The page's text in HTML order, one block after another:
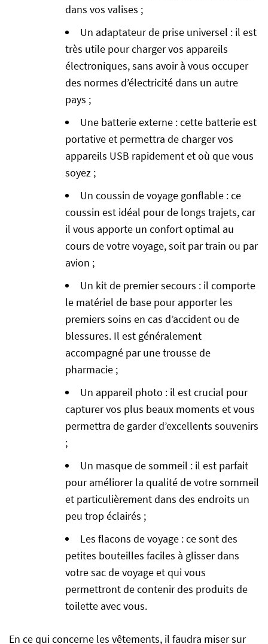
dans vos valises ;
Un adaptateur de prise universel : il est
très utile pour charger vos appareils
électroniques, sans avoir à vous occuper
des normes d’électricité dans un autre
pays ;
Une batterie externe : cette batterie est
portative et permettra de charger vos
appareils USB rapidement et où que vous
soyez ;
Un coussin de voyage gonflable : ce
coussin est idéal pour de longs trajets, car
il vous apporte un confort optimal au
cours de votre voyage, soit par train ou par
avion ;
Un kit de premier secours : il comporte
le matériel de base pour apporter les
premiers soins en cas d’accident ou de
blessures. Il est généralement
accompagné par une trousse de
pharmacie ;
Un appareil photo : il est crucial pour
capturer vos plus beaux moments et vous
permettra de garder d’excellents souvenirs
;
Un masque de sommeil : il est parfait
pour améliorer la qualité de votre sommeil
et particulièrement dans des endroits un
peu trop éclairés ;
Les flacons de voyage : ce sont des
petites bouteilles faciles à glisser dans
votre sac de voyage et qui vous
permettront de contenir des produits de
toilette avec vous.
En ce qui concerne les vêtements, il faudra miser sur